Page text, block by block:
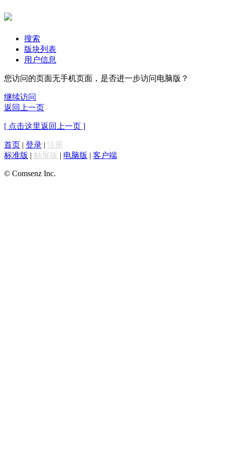
搜索
版块列表
用户信息
您访问的页面无手机页面，是否进一步访问电脑版？
继续访问
返回上一页
[ 点击这里返回上一页 ]
首页 | 登录 | 注册
标准版 | 触屏版 | 电脑版 | 客户端
© Comsenz Inc.